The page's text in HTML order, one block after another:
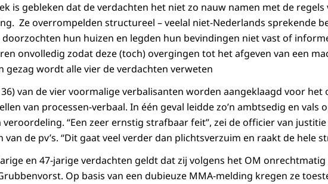
is gebleken dat de verdachten het niet zo nauw namen met de regels
Ze overrompelden structureel – veelal niet-Nederlands sprekende
doorzochten hun huizen en legden hun bevindingen niet vast of
onvolledig zodat deze (toch) overgingen tot het afgeven van een
gezag wordt alle vier de verdachten verweten
36) van de vier voormalige verbalisanten worden aangeklaagd voor het
van processen-verbaal. In één geval leidde zo’n ambtsedig en vals
“Een zeer ernstig strafbaar feit”, zei de officier van
van de pv’s. “Dit gaat veel verder dan plichtsverzuim en raakt de hele
en 47-jarige verdachten geldt dat zij volgens het OM
Op basis van een dubieuze MMA-melding kregen ze